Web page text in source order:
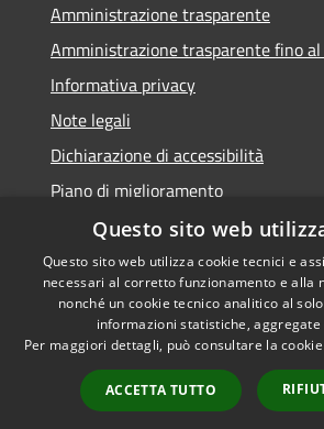
Amministrazione trasparente
Amministrazione trasparente fino
Informativa privacy
Note legali
Dichiarazione di accessibilità
Piano di miglioramento
Accessibility
Privacy
Sitemap
Questo sito web
Questo sito web utilizza cookie tecnici e
necessari al corretto funzionamento e alla
nonché un cookie tecnico analitico al
informazioni statistiche, aggregate
Per maggiori dettagli, può consultare la
ACCETTA TUTTO